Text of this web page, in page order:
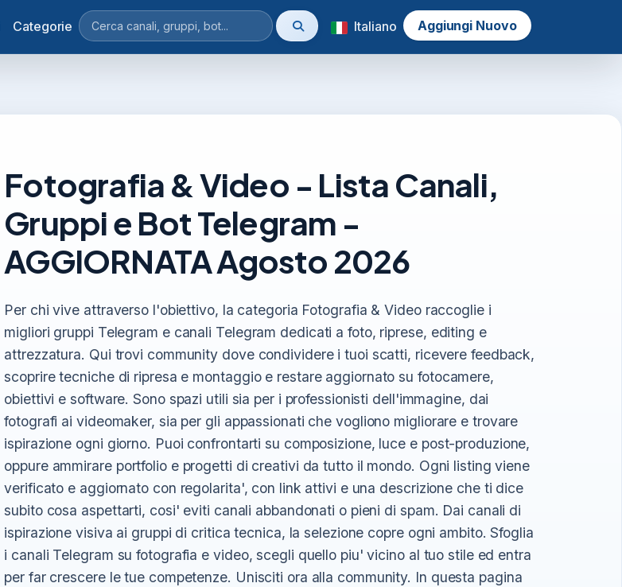
Categorie Italiano Aggiungi Nuovo
Fotografia & Video - Lista Canali,
Gruppi e Bot Telegram -
AGGIORNATA Agosto 2026
Per chi vive attraverso l'obiettivo, la categoria Fotografia & Video raccoglie i
migliori gruppi Telegram e canali Telegram dedicati a foto, riprese, editing e
attrezzatura. Qui trovi community dove condividere i tuoi scatti, ricevere feedback,
scoprire tecniche di ripresa e montaggio e restare aggiornato su fotocamere,
obiettivi e software. Sono spazi utili sia per i professionisti dell'immagine, dai
fotografi ai videomaker, sia per gli appassionati che vogliono migliorare e trovare
ispirazione ogni giorno. Puoi confrontarti su composizione, luce e post-produzione,
oppure ammirare portfolio e progetti di creativi da tutto il mondo. Ogni listing viene
verificato e aggiornato con regolarita', con link attivi e una descrizione che ti dice
subito cosa aspettarti, cosi' eviti canali abbandonati o pieni di spam. Dai canali di
ispirazione visiva ai gruppi di critica tecnica, la selezione copre ogni ambito. Sfoglia
i canali Telegram su fotografia e video, scegli quello piu' vicino al tuo stile ed entra
per far crescere le tue competenze. Unisciti ora alla community. In questa pagina